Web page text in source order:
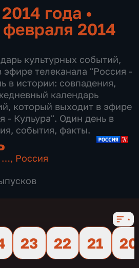
года •
2014
культурных событий,
телеканала "Россия -
в истории: совпадения,
календарь
который выходит в эфире
- Кульура". Один день в
события, факты.
…, Россия
23 22 21
20